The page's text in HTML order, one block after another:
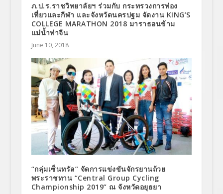
ภ.ป.ร.ราชวิทยาลัยฯ ร่วมกับ กระทรวงการท่อง
เที่ยวและกีฬา และจังหวัดนครปฐม จัดงาน KING’S
COLLEGE MARATHON 2018 มาราธอนข้าม
แม่น้ำท่าจีน
June 10, 2018
“กลุ่มเซ็นทรัล” จัดการแข่งขันจักรยานถ้วย
พระราชทาน “Central Group Cycling
Championship 2019” ณ จังหวัดอยุธยา